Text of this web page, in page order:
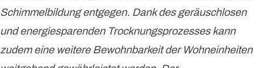
Schimmelbildung entgegen. Dank des geräuschlosen
und energiesparenden Trocknungsprozesses kann
zudem eine weitere Bewohnbarkeit der Wohneinheiten